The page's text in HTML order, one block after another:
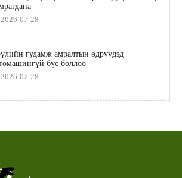
2026-07-28
гудамж амралтын өдрүүдэд
бүс боллоо
2026-07-28